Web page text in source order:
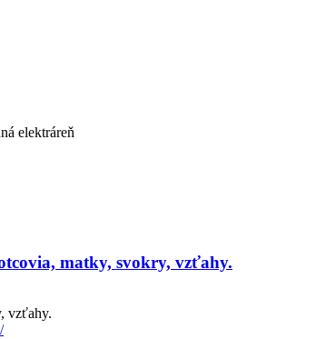
elektráreň
matky, svokry, vzťahy.
vzťahy.